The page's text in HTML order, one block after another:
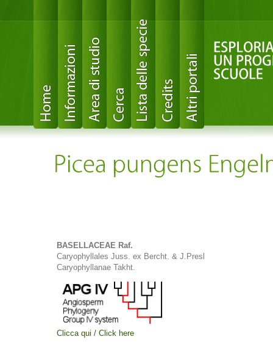
BASELLACEAE Raf.
Caryophyllales Juss. ex Bercht. & J.Presl
Caryophyllanae Takht.
Clicca qui / Click here